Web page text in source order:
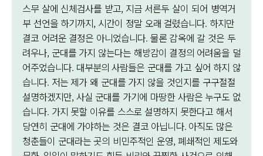
스무 살에 신체검사를 받고, 지금 서른두 살이 되어 병역거
부 선언을 하기까지, 시간이 정말 오래 걸렸습니다. 하지만
결코 어려운 결정은 아니었습니다. 물론 감옥에 갈 것은 두
려우나, 군대를 가지 않는다는 해방감이 결정의 어려움을 덜
어주었습니다. 대부분의 사람들은 군대를 가고 싶어 하지 않
습니다. 저는 제가 왜 군대를 가지 않을 것인지를 구구절절
설명하겠지만, 사실 군대를 가기에 마땅한 사람은 누구도 없
습니다. 가지 못할 이유를 스스로 설명하지 못한다고 해서
당연히 군대에 가야하는 것은 결코 아닙니다. 아직도 많은
청춘들이 군대라는 곳의 비민주적인 운영, 폐쇄적인 제도와